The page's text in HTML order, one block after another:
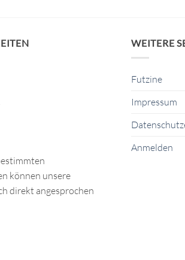
können unsere
direkt angesprochen
WEITERE
Futzine
Impressum
Anmelden